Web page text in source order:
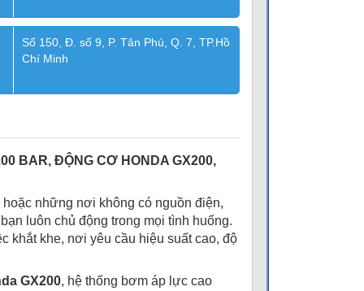
Số 150, Đ. số 9, P. Tân Phú, Q. 7, TP.Hồ
Chí Minh
BAR, ĐỘNG CƠ HONDA GX200,
những nơi không có nguồn điện,
luôn chủ động trong mọi tình huống.
khắt khe, nơi yêu cầu hiệu suất cao, độ
GX200, hệ thống bơm áp lực cao